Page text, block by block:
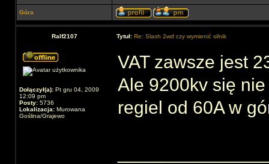
Góra
Ralf2107 Tytuł: Re: Slash 2wd czy wymienić silnik
Dołączył(a): Pt gru 04, 2009
12:09 pm
Posty: 5736
Lokalizacja: Murowana
Goślina/Grajewo
VAT zawsze jest
Ale 9200kv się
regiel od 60A w